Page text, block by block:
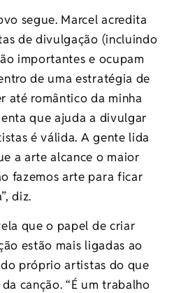
segue. Marcel acredita
de divulgação (incluindo
importantes e ocupam
de uma estratégia de
até romântico da minha
que ajuda a divulgar
é válida. A gente lida
a arte alcance o maior
fazemos arte para ficar
diz.
que o papel de criar
estão mais ligadas ao
próprio artistas do que
canção. “É um trabalho